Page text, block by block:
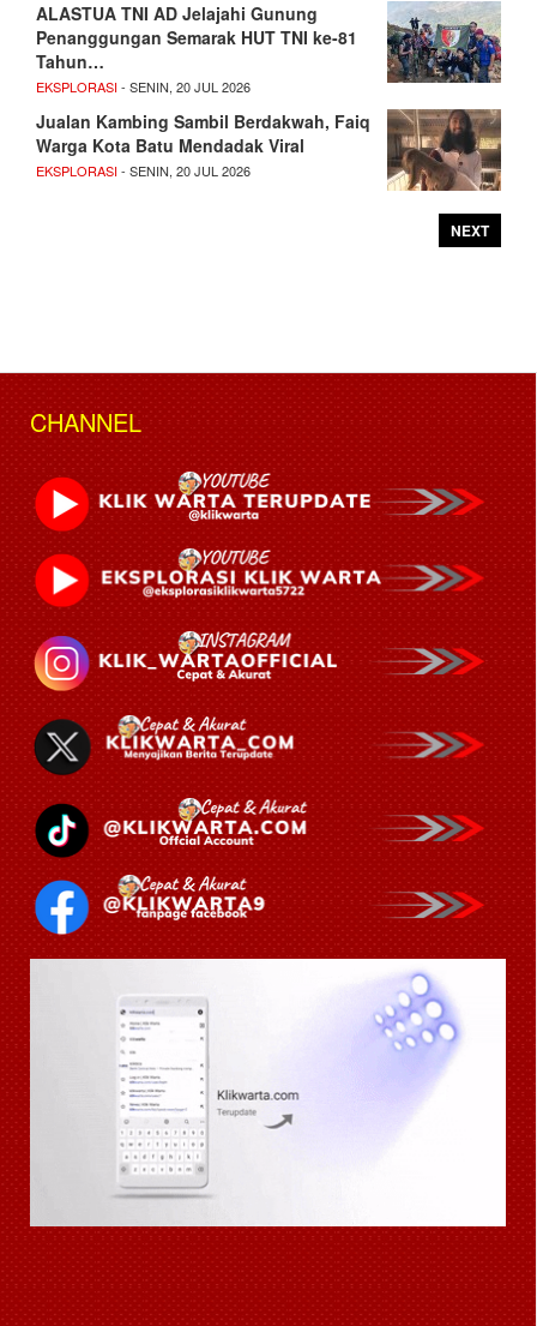
ALASTUA TNI AD Jelajahi Gunung
Penanggungan Semarak HUT TNI ke-81
Tahun…
EKSPLORASI- SENIN, 20 JUL 2026
Jualan Kambing Sambil Berdakwah, Faiq
Warga Kota Batu Mendadak Viral
EKSPLORASI- SENIN, 20 JUL 2026
NEXT
CHANNEL